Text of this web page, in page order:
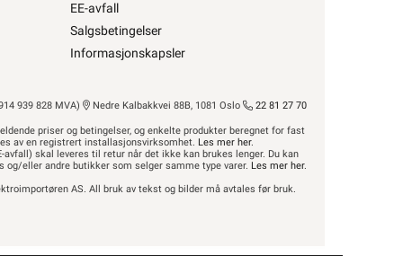
Meld feil i produktinformasjonen?
For bruk i
Kanalsystemet GK-70110 og 70130 fra
kontorer. Til kanalen kan det bestilles
EE-avfall
Salgsbetingelser
Informasjonskapsler
939 828 MVA) Nedre Kalbakkvei 88B, 1081 Oslo 22 81 27 70
priser og betingelser, og enkelte produkter beregnet for fast
av en registrert installasjonsvirksomhet. Les mer her.
skal leveres til retur når det ikke kan brukes lenger. Du kan
og/eller andre butikker som selger samme type varer. Les mer her.
AS. All bruk av tekst og bilder må avtales før bruk.